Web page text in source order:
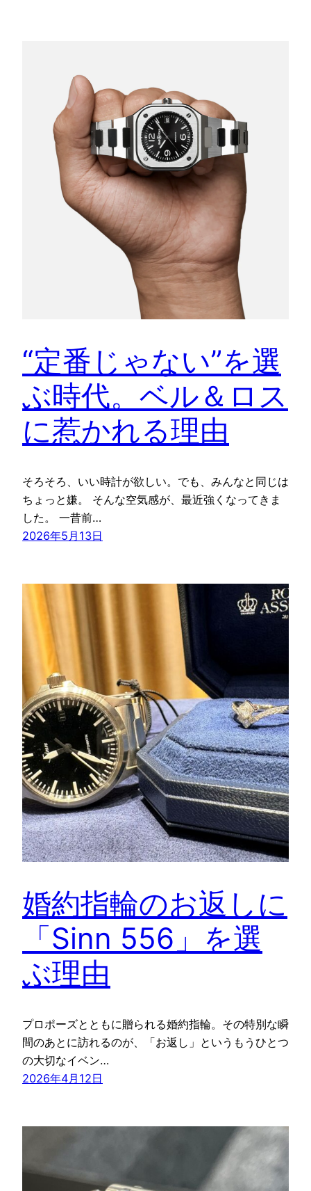
“定番じゃない”を選
ぶ時代。ベル＆ロス
に惹かれる理由
そろそろ、いい時計が欲しい。でも、みんなと同じは
ちょっと嫌。 そんな空気感が、最近強くなってきま
した。 一昔前…
2026年5月13日
婚約指輪のお返しに
「Sinn 556」を選
ぶ理由
プロポーズとともに贈られる婚約指輪。その特別な瞬
間のあとに訪れるのが、「お返し」というもうひとつ
の大切なイベン…
2026年4月12日